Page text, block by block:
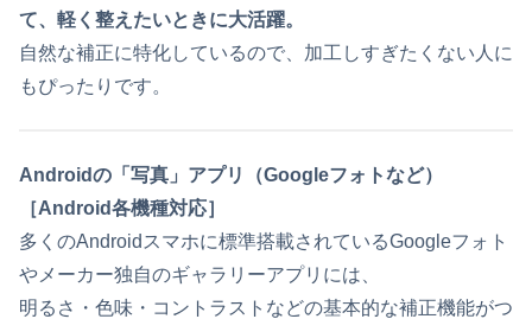
て、軽く整えたいときに大活躍。
自然な補正に特化しているので、加工しすぎたくない人に
もぴったりです。
Androidの「写真」アプリ（Googleフォトなど）
［Android各機種対応］
多くのAndroidスマホに標準搭載されているGoogleフォト
やメーカー独自のギャラリーアプリには、
明るさ・色味・コントラストなどの基本的な補正機能がつ